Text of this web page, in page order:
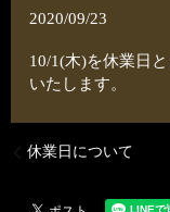
2020/09/23
10/1(木)を休業日
いたします。
休業日について